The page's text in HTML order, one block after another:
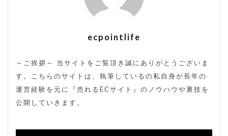
ecpointlife
～ご挨拶～ 当サイトをご覧頂き誠にありがとうございま
す。こちらのサイトは、執筆しているの私自身が長年の
運営経験を元に『売れるECサイト』のノウハウや裏技を
公開していきます。